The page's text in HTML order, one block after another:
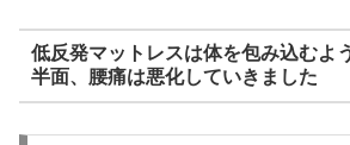
低反発マットレスは体を包み込むよ
半面、腰痛は悪化していきました